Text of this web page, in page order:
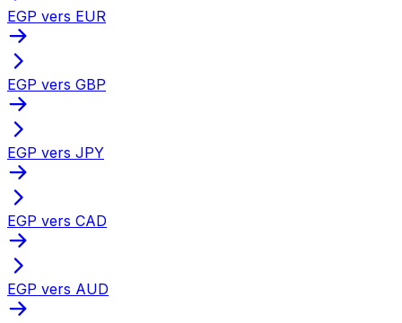
EGP vers EUR
EGP vers GBP
EGP vers JPY
EGP vers CAD
EGP vers AUD